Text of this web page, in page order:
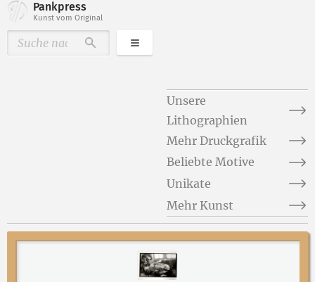
Pankpress
Kunst vom Original
DurchsuchenKategorien
Unsere
Lithographien
Mehr Druckgrafik
Beliebte Motive
Unikate
Mehr Kunst